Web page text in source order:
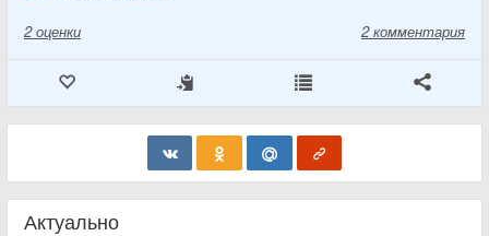
2 оценки 2 комментария
Актуально